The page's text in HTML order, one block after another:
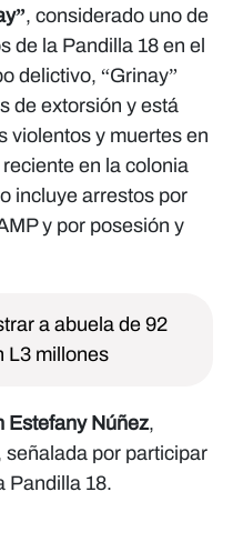
, considerado uno de
de la Pandilla 18 en el
delictivo, “Grinay”
de extorsión y está
violentos y muertes en
en la colonia
incluye arrestos por
y por posesión y
a abuela de 92
L3 millones
Estefany Núñez,
señalada por participar
Pandilla 18.